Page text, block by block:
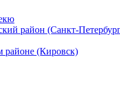
район (Санкт-
районе (Кировск)